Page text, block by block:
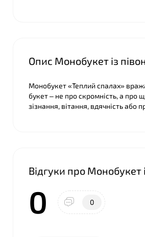
Опис Монобукет із
Монобукет «Теплий спалах»
букет – не про скромність, а про
зізнання, вітання, вдячність
Відгуки про Монобукет
0 0